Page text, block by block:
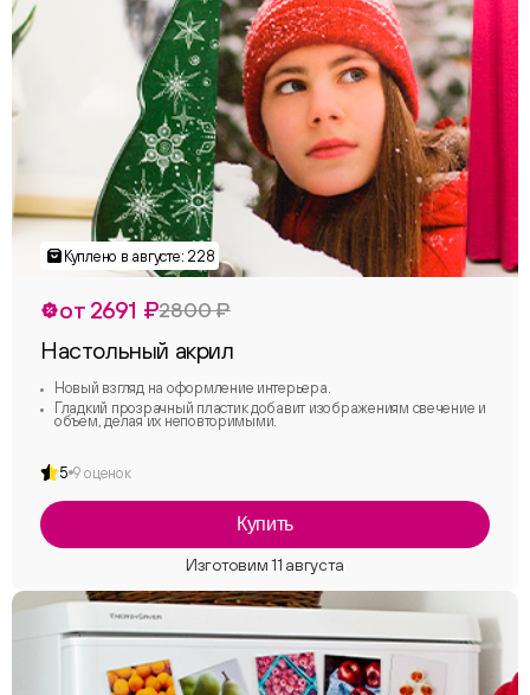
от 2691 ₽2800 ₽
Настольный акрил
Новый взгляд на оформление интерьера.
Гладкий прозрачный пластик добавит изображениям свечение и
объем, делая их неповторимыми.
5 9 оценок
Купить